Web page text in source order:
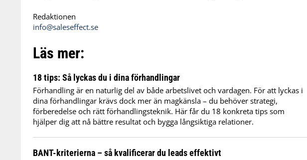
Redaktionen
info@saleseffect.se
Läs mer:
18 tips: Så lyckas du i dina förhandlingar
Förhandling är en naturlig del av både arbetslivet och vardagen. För att lyckas i
dina förhandlingar krävs dock mer än magkänsla – du behöver strategi,
förberedelse och rätt förhandlingsteknik. Här får du 18 konkreta tips som
hjälper dig att nå bättre resultat och bygga långsiktiga relationer.
BANT-kriterierna – så kvalificerar du leads effektivt